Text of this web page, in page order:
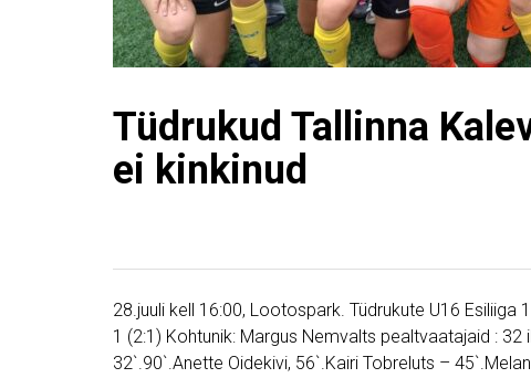
Tüdrukud Tallinna
ei kinkinud
28.juuli kell 16:00, Lootospark. Tüdrukute U16
1 (2:1) Kohtunik: Margus Nemvalts pealtvaatajaid : 32
32`.90`.Anette Oidekivi, 56`.Kairi Tobreluts –